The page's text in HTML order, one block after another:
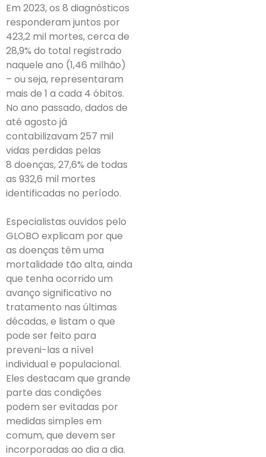
Em 2023, os 8 diagnósticos
responderam juntos por
423,2 mil mortes, cerca de
28,9% do total registrado
naquele ano (1,46 milhão)
– ou seja, representaram
mais de 1 a cada 4 óbitos.
No ano passado, dados de
até agosto já
contabilizavam 257 mil
vidas perdidas pelas
8 doenças, 27,6% de todas
as 932,6 mil mortes
identificadas no período.
Especialistas ouvidos pelo
GLOBO explicam por que
as doenças têm uma
mortalidade tão alta, ainda
que tenha ocorrido um
avanço significativo no
tratamento nas últimas
décadas, e listam o que
pode ser feito para
preveni-las a nível
individual e populacional.
Eles destacam que grande
parte das condições
podem ser evitadas por
medidas simples em
comum, que devem ser
incorporadas ao dia a dia.